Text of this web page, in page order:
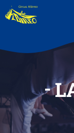
Zum
Inhalt